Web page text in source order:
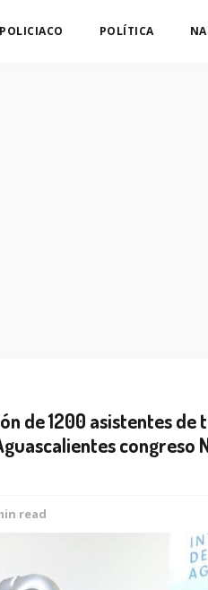
POLICIACO POLÍTICA
de 1200 asistentes de
congreso
read